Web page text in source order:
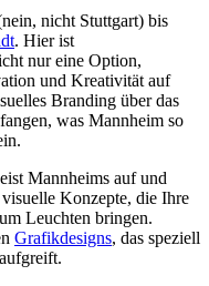
nicht Stuttgart) bis
. Hier ist
nur eine Option,
und Kreativität auf
Branding über das
was Mannheim so
Mannheims auf und
Konzepte, die Ihre
Leuchten bringen.
Grafikdesigns, das speziell